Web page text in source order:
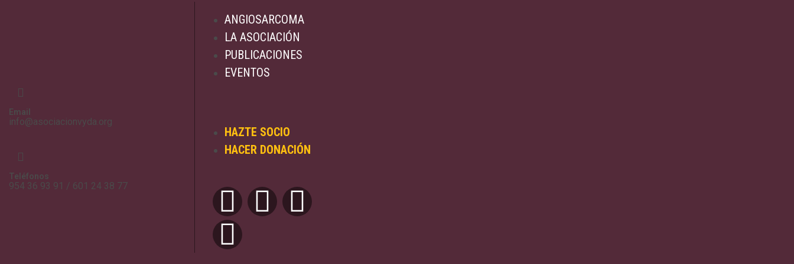
Email
info@asociacionvyda.org
Teléfonos
954 36 93 91 / 601 24 38 77
ANGIOSARCOMA
LA ASOCIACIÓN
PUBLICACIONES
EVENTOS
HAZTE SOCIO
HACER DONACIÓN